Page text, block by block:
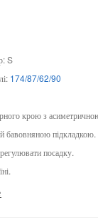
S
174/87/62/90
крою з
бавовняною підкладкою.
посадку.